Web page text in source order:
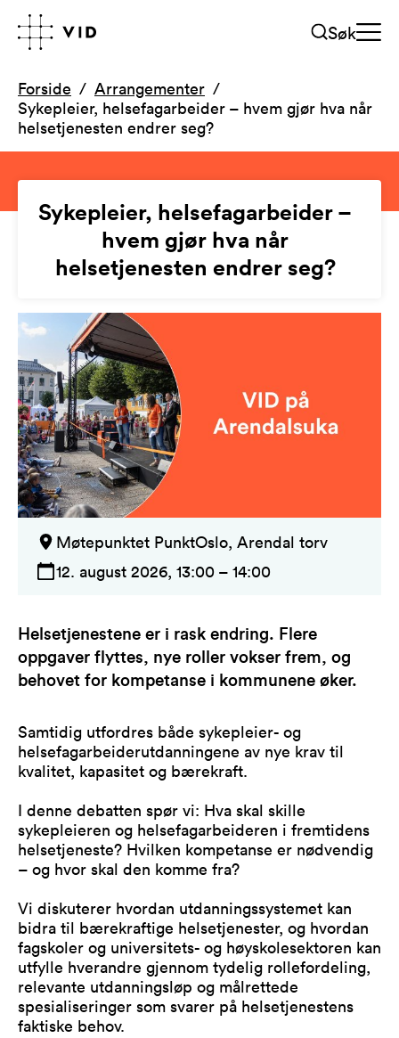
Søk
Forside
Arrangementer
Sykepleier, helsefagarbeider – hvem gjør hva når
helsetjenesten endrer seg?
Sykepleier, helsefagarbeider –
hvem gjør hva når
helsetjenesten endrer seg?
Møtepunktet PunktOslo, Arendal torv
12. august 2026, 13:00 – 14:00
Helsetjenestene er i rask endring. Flere
oppgaver flyttes, nye roller vokser frem, og
behovet for kompetanse i kommunene øker.
Samtidig utfordres både sykepleier- og
helsefagarbeiderutdanningene av nye krav til
kvalitet, kapasitet og bærekraft.
I denne debatten spør vi: Hva skal skille
sykepleieren og helsefagarbeideren i fremtidens
helsetjeneste? Hvilken kompetanse er nødvendig
– og hvor skal den komme fra?
Vi diskuterer hvordan utdanningssystemet kan
bidra til bærekraftige helsetjenester, og hvordan
fagskoler og universitets- og høyskolesektoren kan
utfylle hverandre gjennom tydelig rollefordeling,
relevante utdanningsløp og målrettede
spesialiseringer som svarer på helsetjenestens
faktiske behov.